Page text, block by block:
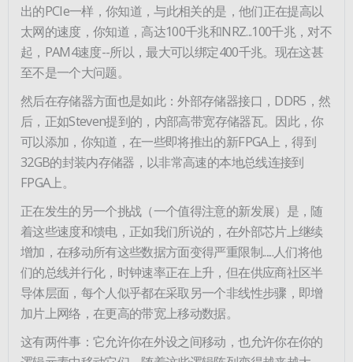
出的PCIe一样，你知道，与此相关的是，他们正在提高以
太网的速度，你知道，高达100千兆和NRZ...100千兆，对不
起，PAM4速度--所以，最大可以绑定400千兆。现在这甚
至不是一个大问题。
然后在存储器方面也是如此：外部存储器接口，DDR5，然
后，正如Steven提到的，内部高带宽存储器瓦。因此，你
可以添加，你知道，在一些即将推出的新FPGA上，得到
32GB的封装内存储器，以非常高速的本地总线连接到
FPGA上。
正在发生的另一个挑战（一个值得注意的新发展）是，随
着这些速度和馈电，正如我们所说的，在外部芯片上继续
增加，在移动所有这些数据方面变得严重限制......人们将他
们的总线并行化，时钟速率正在上升，但在供应商社区半
导体层面，每个人似乎都在采取另一个非线性步骤，即增
加片上网络，在更高的带宽上移动数据。
这有两件事：它允许你在外设之间移动，也允许你在你的